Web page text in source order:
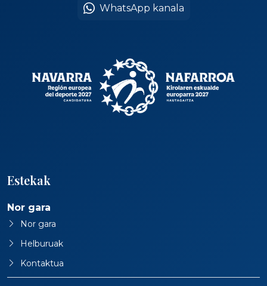
WhatsApp kanala
Estekak
Nor gara
Nor gara
Helburuak
Kontaktua